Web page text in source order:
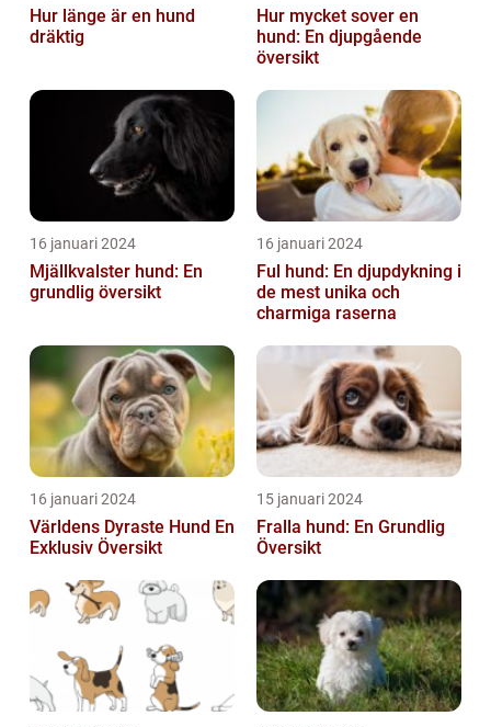
Hur länge är en hund
dräktig
Hur mycket sover en
hund: En djupgående
översikt
16 januari 2024
Mjällkvalster hund: En
grundlig översikt
16 januari 2024
Ful hund: En djupdykning i
de mest unika och
charmiga raserna
16 januari 2024
Världens Dyraste Hund En
Exklusiv Översikt
15 januari 2024
Fralla hund: En Grundlig
Översikt